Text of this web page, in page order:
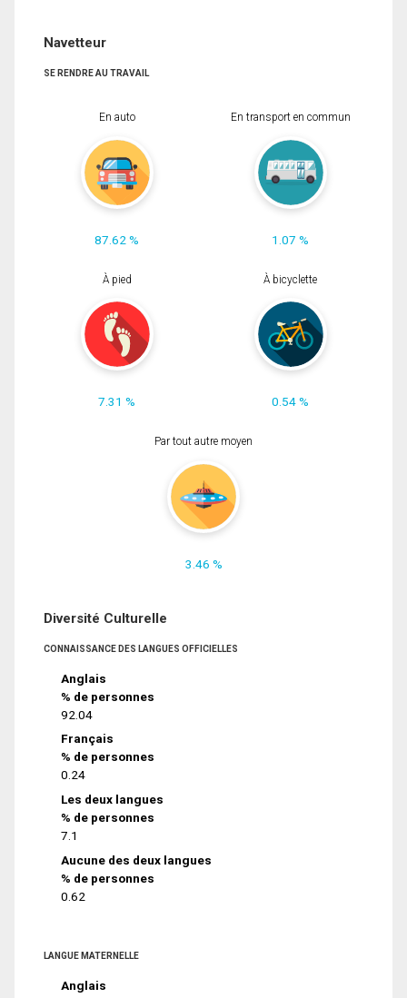
Navetteur
SE RENDRE AU TRAVAIL
En auto
87.62 %
En transport en commun
1.07 %
À pied
7.31 %
À bicyclette
0.54 %
Par tout autre moyen
3.46 %
Diversité Culturelle
CONNAISSANCE DES LANGUES OFFICIELLES
Anglais
% de personnes
92.04
Français
% de personnes
0.24
Les deux langues
% de personnes
7.1
Aucune des deux langues
% de personnes
0.62
LANGUE MATERNELLE
Anglais